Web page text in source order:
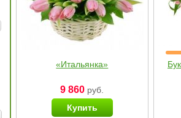
«Итальянка»
9 860 руб.
Купить